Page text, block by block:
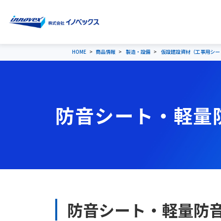
HOME 商品情報 製造・設備 仮設建設資材（工事用シ
防音シート・軽量
防音シート・軽量防